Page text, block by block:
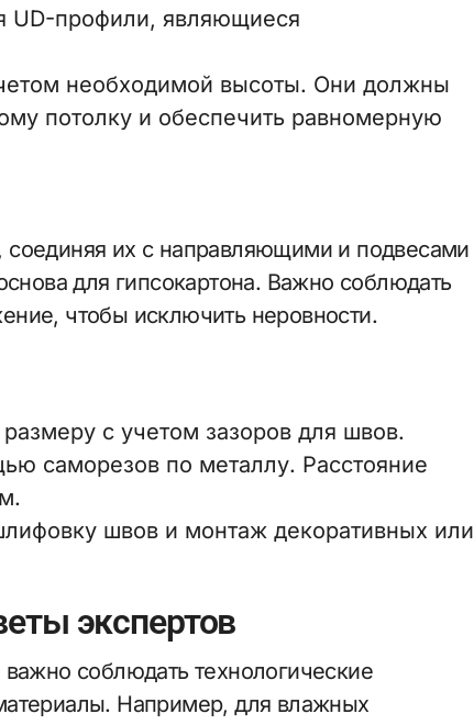
UD-профили, являющиеся
необходимой высоты. Они должны
потолку и обеспечить равномерную
их с направляющими и подвесами
для гипсокартона. Важно соблюдать
чтобы исключить неровности.
с учетом зазоров для швов.
саморезов по металлу. Расстояние
швов и монтаж декоративных или
экспертов
соблюдать технологические
Например, для влажных